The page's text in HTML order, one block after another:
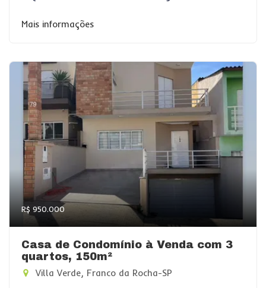
Mais informações
R$ 950.000
Casa de Condomínio à Venda com 3
quartos, 150m²
Villa Verde, Franco da Rocha-SP